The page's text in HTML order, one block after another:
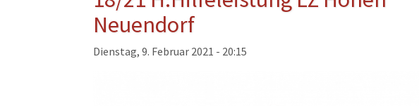
Neuendorf
Dienstag, 9. Februar 2021 - 20:15